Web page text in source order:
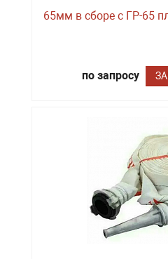
65мм в сборе с ГР-65
по запросу